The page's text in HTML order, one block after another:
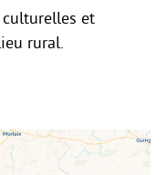
et
rural.